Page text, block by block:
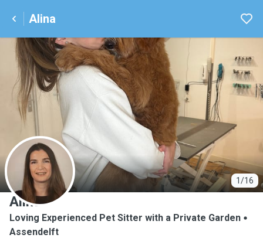
Alina
1/16
A
Alina
Loving Experienced Pet Sitter with a Private Garden
Assendelft